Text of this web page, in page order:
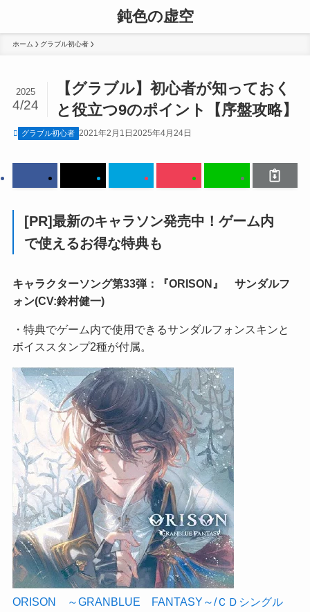
鈍色の虚空
ホーム グラブル初心者
【グラブル】初心者が知っておく
と役立つ9のポイント【序盤攻略】
2025
4/24
グラブル初心者 2021年2月1日 2025年4月24日
[PR]最新のキャラソン発売中！ゲーム内
で使えるお得な特典も
キャラクターソング第33弾：『ORISON』 サンダルフ
ォン(CV:鈴村健一)
・特典でゲーム内で使用できるサンダルフォンスキンと
ボイススタンプ2種が付属。
ORISON ～GRANBLUE FANTASY～/ＣＤシングル